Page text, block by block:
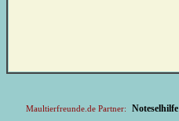
Maultierfreunde.de Partner: Noteselhilfe